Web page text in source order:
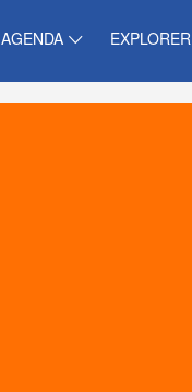
AGENDA EXPLORER